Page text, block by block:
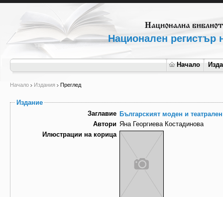
Национален регистър
Начало
Начало Издания Преглед
Издание
Заглавие Българският моден и
Автори Яна Георгиева Костадинова
Илюстрации на корица